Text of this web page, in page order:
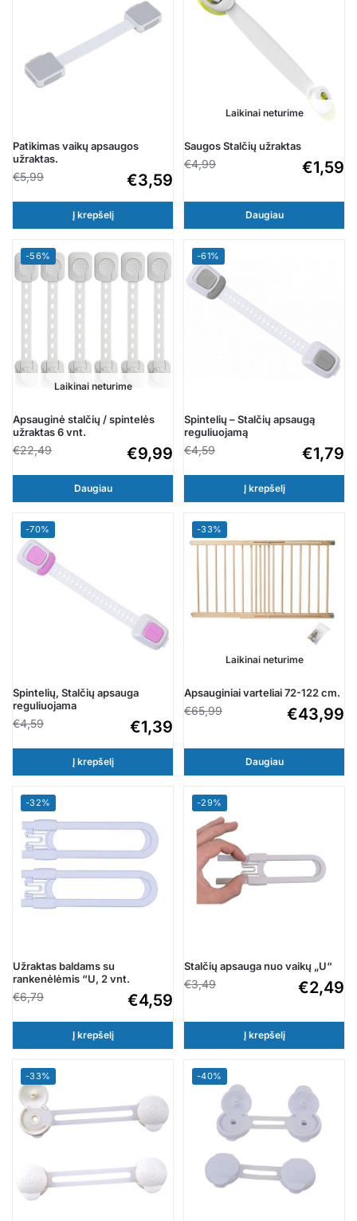
Patikimas vaikų apsaugos
užraktas.
€5,99 €3,59
Į krepšelį
Laikinai neturime
Saugos Stalčių užraktas
€4,99 €1,59
Daugiau
-56%
Laikinai neturime
Apsauginė stalčių / spintelės
užraktas 6 vnt.
€22,49 €9,99
Daugiau
-61%
Spintelių – Stalčių apsaugą
reguliuojamą
€4,59 €1,79
Į krepšelį
-70%
Spintelių, Stalčių apsauga
reguliuojama
€4,59 €1,39
Į krepšelį
-33%
Laikinai neturime
Apsauginiai varteliai 72-122 cm.
€65,99 €43,99
Daugiau
-32%
Užraktas baldams su
rankenėlėmis “U, 2 vnt.
€6,79 €4,59
Į krepšelį
-29%
Stalčių apsauga nuo vaikų „U“
€3,49 €2,49
Į krepšelį
-33% -40%